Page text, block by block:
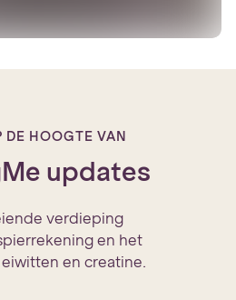
DE HOOGTE VAN
updates
verdieping
en het
en creatine.